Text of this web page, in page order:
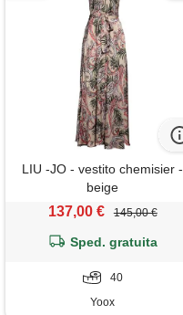
LIU -JO - vestito chemisier -
beige
137,00 € 145,00 €
Sped. gratuita
40
Yoox